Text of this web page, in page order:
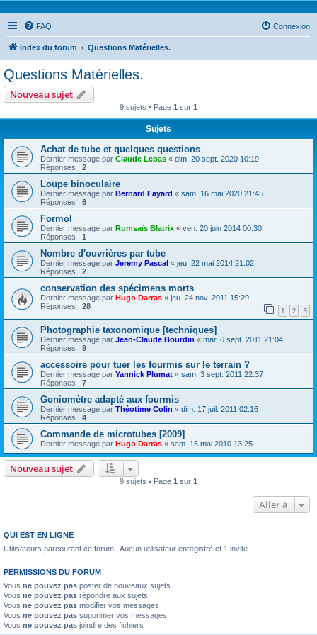
FAQ Connexion
Index du forum Questions Matérielles.
Questions Matérielles.
Nouveau sujet
9 sujets • Page 1 sur 1
Sujets
Achat de tube et quelques questions
Dernier message par Claude Lebas « dim. 20 sept. 2020 10:19
Réponses : 2
Loupe binoculaire
Dernier message par Bernard Fayard « sam. 16 mai 2020 21:45
Réponses : 6
Formol
Dernier message par Rumsaïs Blatrix « ven. 20 juin 2014 00:30
Réponses : 1
Nombre d'ouvrières par tube
Dernier message par Jeremy Pascal « jeu. 22 mai 2014 21:02
Réponses : 2
conservation des spécimens morts
Dernier message par Hugo Darras « jeu. 24 nov. 2011 15:29
Réponses : 28 1 2 3
Photographie taxonomique [techniques]
Dernier message par Jean-Claude Bourdin « mar. 6 sept. 2011 21:04
Réponses : 9
accessoire pour tuer les fourmis sur le terrain ?
Dernier message par Yannick Plumat « sam. 3 sept. 2011 22:37
Réponses : 7
Goniomètre adapté aux fourmis
Dernier message par Théotime Colin « dim. 17 juil. 2011 02:16
Réponses : 4
Commande de microtubes [2009]
Dernier message par Hugo Darras « sam. 15 mai 2010 13:25
Nouveau sujet
9 sujets • Page 1 sur 1
Aller à
QUI EST EN LIGNE
Utilisateurs parcourant ce forum : Aucun utilisateur enregistré et 1 invité
PERMISSIONS DU FORUM
Vous ne pouvez pas poster de nouveaux sujets
Vous ne pouvez pas répondre aux sujets
Vous ne pouvez pas modifier vos messages
Vous ne pouvez pas supprimer vos messages
Vous ne pouvez pas joindre des fichiers